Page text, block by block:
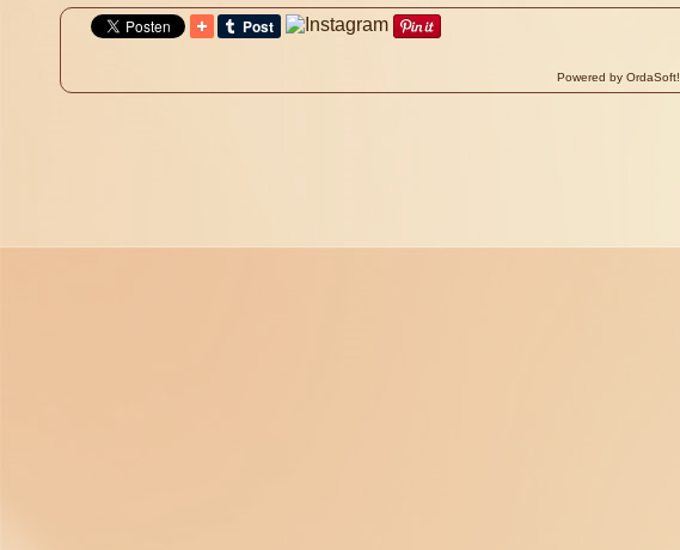
Powered by OrdaSoft!